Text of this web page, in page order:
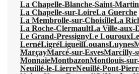
La Chapelle-Blanche-Saint-Martin
La Chapelle-sur-LoireLa Guerche
La Membrolle-sur-ChoisilleLa
La Roche-ClermaultLa Ville-aux-
Le Grand-PressignyLe Louroux
LernéLigréLigueilLouansLuynes
MarçayMarcé-sur-EsvesMarcilly-
MonnaieMontbazonMontlouis-
Neuillé-le-LierreNeuillé-Pont-